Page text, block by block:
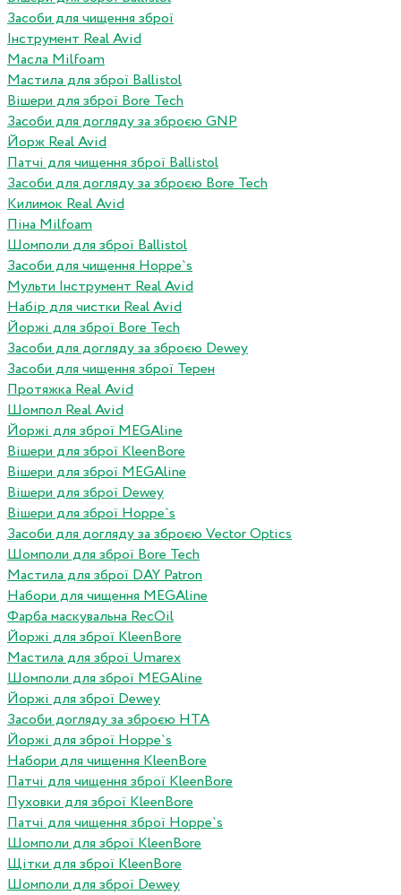
Засоби для чищення зброї
Інструмент Real Avid
Масла Milfoam
Мастила для зброї Ballistol
Вішери для зброї Bore Tech
Засоби для догляду за зброєю GNP
Йорж Real Avid
Патчі для чищення зброї Ballistol
Засоби для догляду за зброєю Bore Tech
Килимок Real Avid
Піна Milfoam
Шомполи для зброї Ballistol
Засоби для чищення Hoppe`s
Мульти Інструмент Real Avid
Набір для чистки Real Avid
Йоржі для зброї Bore Tech
Засоби для догляду за зброєю Dewey
Засоби для чищення зброї Терен
Протяжка Real Avid
Шомпол Real Avid
Йоржі для зброї MEGAline
Вішери для зброї KleenBore
Вішери для зброї MEGAline
Вішери для зброї Dewey
Вішери для зброї Hoppe`s
Засоби для догляду за зброєю Vector Optics
Шомполи для зброї Bore Tech
Мастила для зброї DAY Patron
Набори для чищення MEGAline
Фарба маскувальна RecOil
Йоржі для зброї KleenBore
Мастила для зброї Umarex
Шомполи для зброї MEGAline
Йоржі для зброї Dewey
Засоби догляду за зброєю HTA
Йоржі для зброї Hoppe`s
Набори для чищення KleenBore
Патчі для чищення зброї KleenBore
Пуховки для зброї KleenBore
Патчі для чищення зброї Hoppe`s
Шомполи для зброї KleenBore
Щітки для зброї KleenBore
Шомполи для зброї Dewey